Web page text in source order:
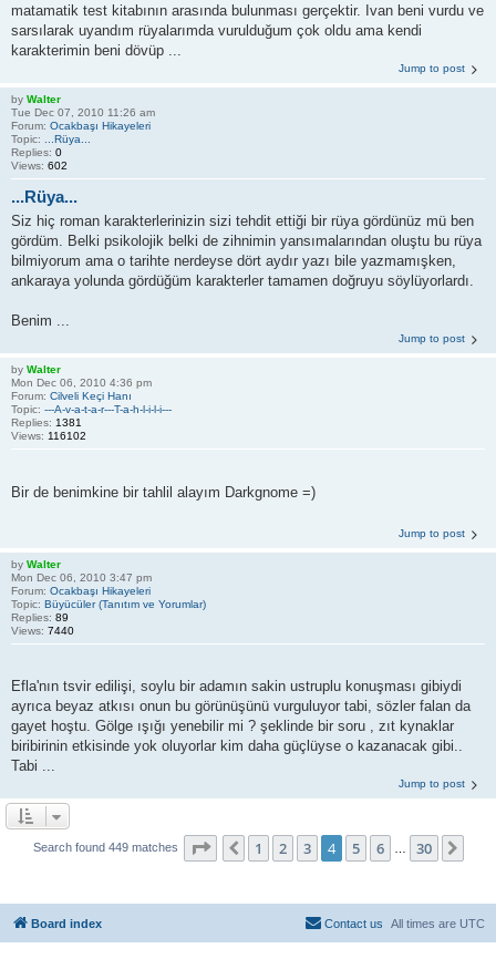
matamatik test kitabının arasında bulunması gerçektir. Ivan beni vurdu ve
sarsılarak uyandım rüyalarımda vurulduğum çok oldu ama kendi
karakterimin beni dövüp ...
Jump to post
by Walter
Tue Dec 07, 2010 11:26 am
Forum: Ocakbaşı Hikayeleri
Topic:
...Rüya...
Replies: 0
Views: 602
...Rüya...
Siz hiç roman karakterlerinizin sizi tehdit ettiği bir rüya gördünüz mü ben
gördüm. Belki psikolojik belki de zihnimin yansımalarından oluştu bu rüya
bilmiyorum ama o tarihte nerdeyse dört aydır yazı bile yazmamışken,
ankaraya yolunda gördüğüm karakterler tamamen doğruyu söylüyorlardı.
Benim ...
Jump to post
by Walter
Mon Dec 06, 2010 4:36 pm
Forum: Cilveli Keçi Hanı
Topic: ---A-v-a-t-a-r---T-a-h-l-i-l-i---
Replies: 1381
Views: 116102
Bir de benimkine bir tahlil alayım Darkgnome =)
Jump to post
by Walter
Mon Dec 06, 2010 3:47 pm
Forum: Ocakbaşı Hikayeleri
Topic: Büyücüler (Tanıtım ve Yorumlar)
Replies: 89
Views: 7440
Efla'nın tsvir edilişi, soylu bir adamın sakin ustruplu konuşması gibiydi
ayrıca beyaz atkısı onun bu görünüşünü vurguluyor tabi, sözler falan da
gayet hoştu. Gölge ışığı yenebilir mi ? şeklinde bir soru , zıt kynaklar
biribirinin etkisinde yok oluyorlar kim daha güçlüyse o kazanacak gibi..
Tabi ...
Jump to post
Search found 449 matches Page of 30
Previous
1 2 3 4 5 6 30
Board index All times are UTC
Contact us